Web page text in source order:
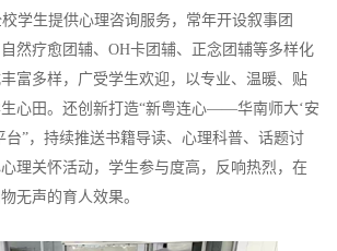
学生提供心理咨询服务，常年开设叙事团
然疗愈团辅、OH卡团辅、正念团辅等多样化
富多样，广受学生欢迎，以专业、温暖、贴
心田。还创新打造“新粤连心——华南师大‘安
台”，持续推送书籍导读、心理科普、话题讨
理关怀活动，学生参与度高，反响热烈，在
无声的育人效果。